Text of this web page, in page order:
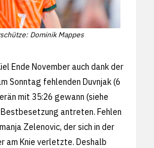
Dominik Mappes
Ende November auch dank der
Sonntag fehlenden Duvnjak (6
mit 35:26 gewann (siehe
Bestbesetzung antreten. Fehlen
Zelenovic, der sich in der
am Knie verletzte. Deshalb